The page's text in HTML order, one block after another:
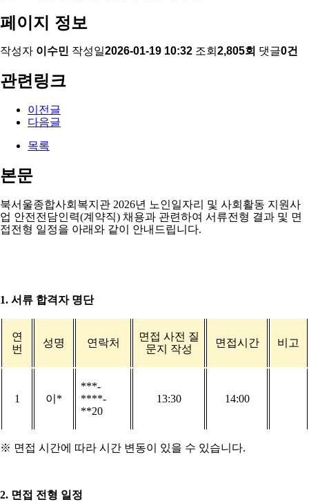
페이지 정보
작성자 이수민 작성일2026-01-19 10:32 조회 2,805회 댓글0건
관련링크
이전글
다음글
목록
본문
북서울종합사회복지관 2026년 노인일자리 및 사회활동 지원사
업 안전전담인력(계약직) 채용과 관련하여 서류전형 결과 및 면
접전형 일정을 아래와 같이 안내드립니다.
1. 서류 합격자 명단
연
번
성명 연락처
면접 사전 질
문지 작성
면접시간 비고
1 이 *
***-
****-
**20
13:30 14:00
※ 면접 시간에 따라 시간 변동이 있을 수 있습니다.
2. 면접 전형 일정